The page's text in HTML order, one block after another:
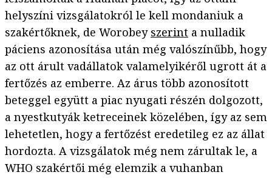
helyszíni vizsgálatokról le kell mondaniuk a
szakértőknek, de Worobey szerint a nulladik
páciens azonosítása után még valószínűbb, hogy
az ott árult vadállatok valamelyikéről ugrott át a
fertőzés az emberre. Az árus több azonosított
beteggel együtt a piac nyugati részén dolgozott,
a nyestkutyák ketreceinek közelében, így az sem
lehetetlen, hogy a fertőzést eredetileg ez az állat
hordozta. A vizsgálatok még nem zárultak le, a
WHO szakértői még elemzik a vuhanban